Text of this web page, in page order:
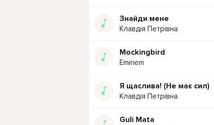
Знайди мене
Клавдія Петрівна
Mockingbird
Eminem
Я щаслива! (Не має сил)
Клавдія Петрівна
Guli Mata